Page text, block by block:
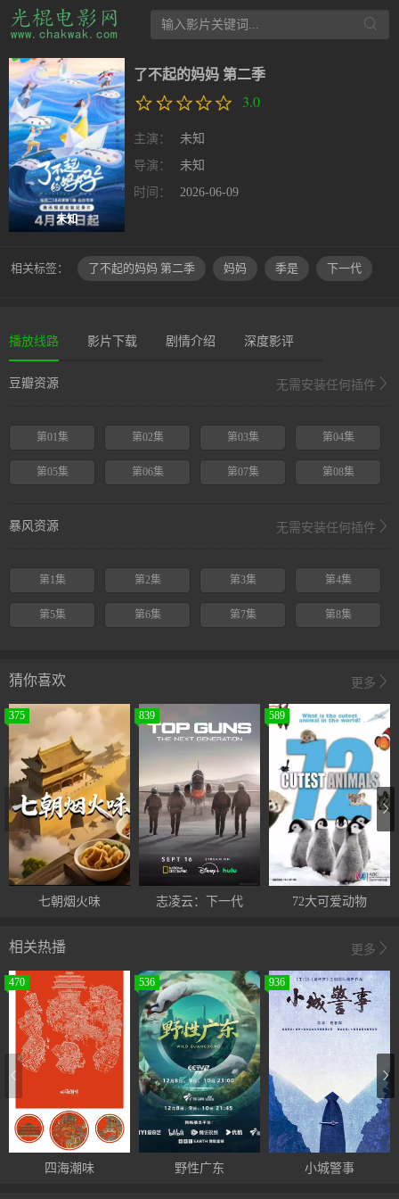
未知
了不起的妈妈 第二季
3.0
主演：
未知
导演：
未知
时间：
2026-06-09
相关标签： 了不起的妈妈 第二季 妈妈 季是 下一代
播放线路 影片下载 剧情介绍 深度影评
豆瓣资源 无需安装任何插件
第01集 第02集 第03集 第04集
第05集 第06集 第07集 第08集
暴风资源 无需安装任何插件
第1集 第2集 第3集 第4集
第5集 第6集 第7集 第8集
更多
猜你喜欢
375
七朝烟火味
839
志凌云：下一代
589
72大可爱动物
更多
相关热播
470
四海潮味
536
野性广东
936
小城警事